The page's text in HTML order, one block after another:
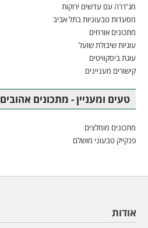
מג'דרה עם עדשים ירוקות
מסעדות טבעוניות בתל אביב
מתכונים אורחים
עוגיות שיבולת שועל
עוגת ביסקוויטים
קישורים מעניינים
טעים ומעניין - מתכונים אהובים
מתכונים מומלצים
פנקייק טבעוני מושלם
אודות